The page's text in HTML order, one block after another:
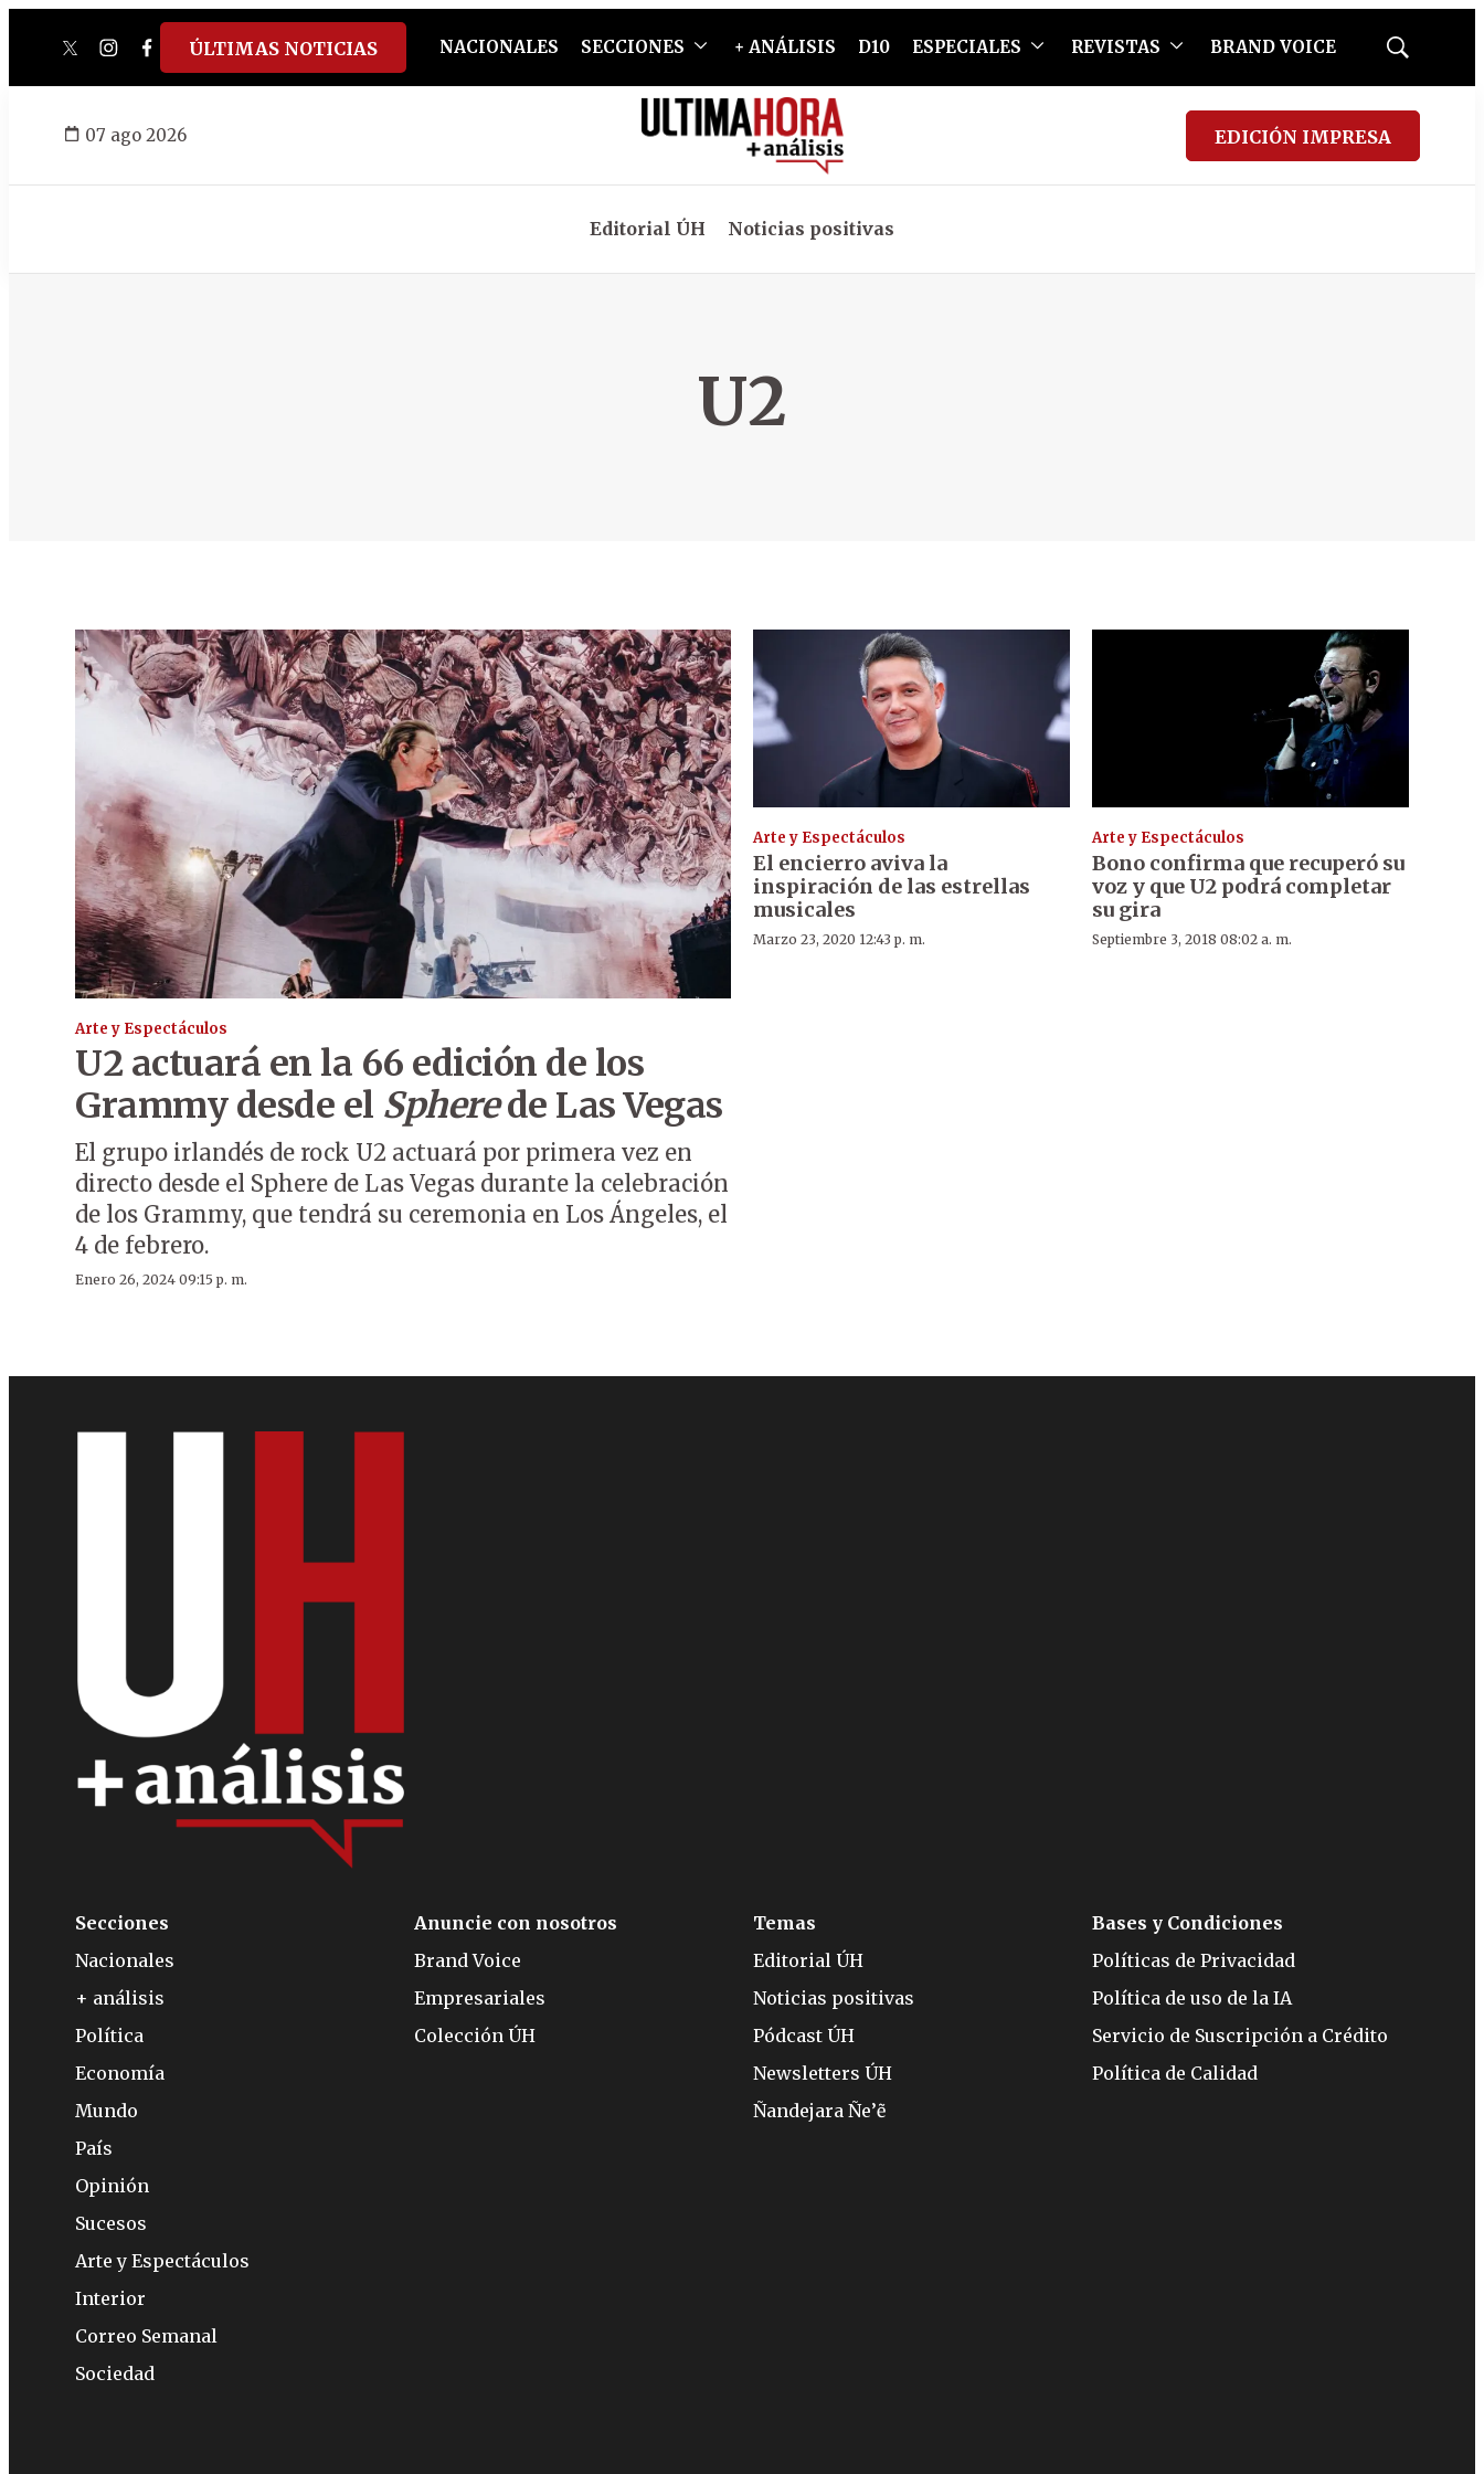
twitterinstagram
facebook
tiktokyoutube
spotify
ÚLTIMAS NOTICIAS NACIONALES SECCIONES + ANÁLISIS D10 ESPECIALES REVISTAS BRAND VOICE
Mostrar
07 ago 2026 EDICIÓN IMPRESA
Editorial ÚH Noticias positivas
U2
Arte y Espectáculos
U2 actuará en la 66 edición de los
Grammy desde el Spherede Las Vegas
El grupo irlandés de rock U2 actuará por primera vez en
directo desde el Sphere de Las Vegas durante la celebración
de los Grammy, que tendrá su ceremonia en Los Ángeles, el
4 de febrero.
Enero 26, 2024 09:15 p. m.
Arte y Espectáculos
El encierro aviva la
inspiración de las estrellas
musicales
Marzo 23, 2020 12:43 p. m.
Arte y Espectáculos
Bono confirma que recuperó su
voz y que U2 podrá completar
su gira
Septiembre 3, 2018 08:02 a. m.
Secciones
Nacionales
+ análisis
Política
Economía
Mundo
País
Opinión
Sucesos
Arte y Espectáculos
Interior
Correo Semanal
Sociedad
Anuncie con nosotros
Brand Voice
Empresariales
Colección ÚH
Temas
Editorial ÚH
Noticias positivas
Pódcast ÚH
Newsletters ÚH
Ñandejara Ñe’ẽ
Bases y Condiciones
Políticas de Privacidad
Política de uso de la IA
Servicio de Suscripción a Crédito
Política de Calidad